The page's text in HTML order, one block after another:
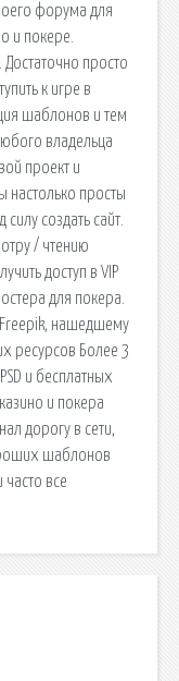
форума для
и покере.
просто
к игре в
шаблонов и тем
владельца
проект и
настолько просты
создать сайт.
/ чтению
доступ в VIP
для покера.
Freepik, нашедшему
ресурсов Более 3
и бесплатных
и покера
дорогу в сети,
шаблонов
все